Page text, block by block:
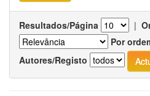
Resultados/Página |
Por
Autores/Registo